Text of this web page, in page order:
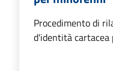
Procedimento di
d'identità